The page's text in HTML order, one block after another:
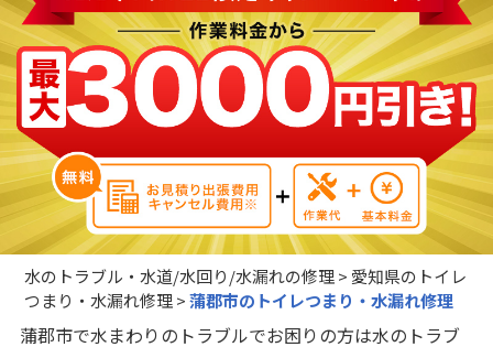
水のトラブル・水道/水回り/水漏れの修理> 愛知県のトイレ
つまり・水漏れ修理>蒲郡市のトイレつまり・水漏れ修理
蒲郡市で水まわりのトラブルでお困りの方は水のトラブ